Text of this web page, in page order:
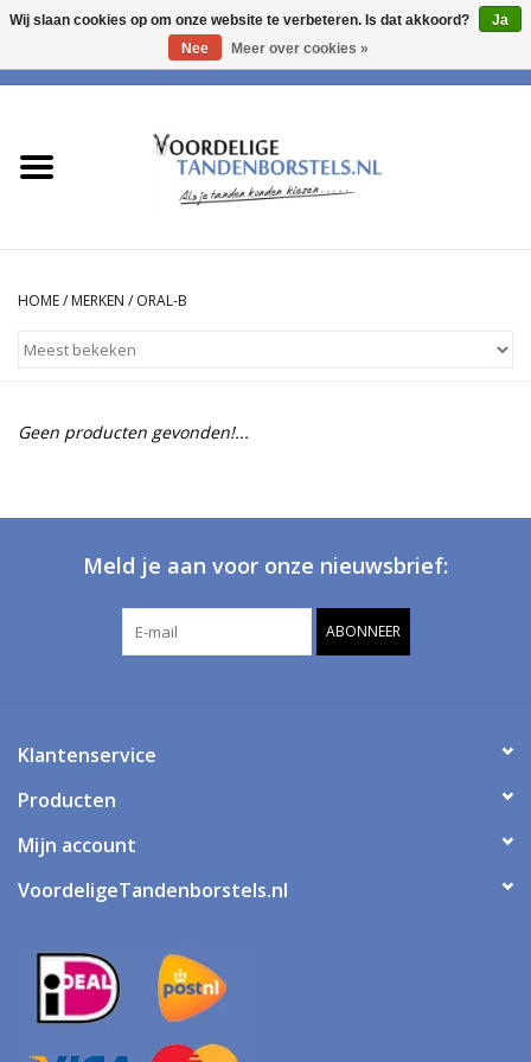
Opzetborstels voor Oral-B
HOME/ MERKEN / ORAL-B
Geen producten gevonden!...
Meld je aan voor onze nieuwsbrief:
ABONNEER
Klantenservice
Producten
Mijn account
VoordeligeTandenborstels.nl
Wij slaan cookies op om onze website te verbeteren. Is dat akkoord?
Ja
Nee
Meer over cookies »